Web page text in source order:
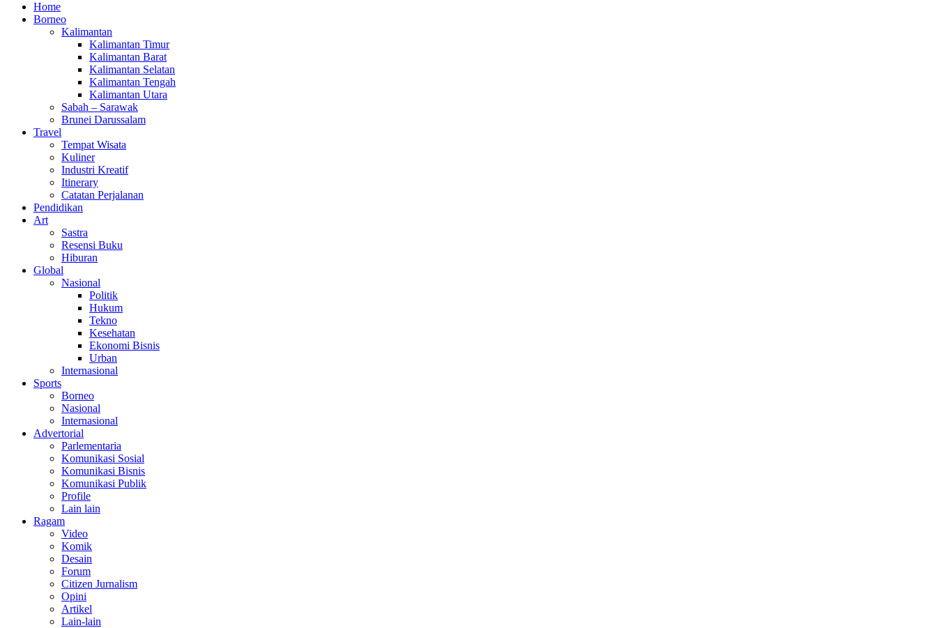
Home
Borneo
Kalimantan
Kalimantan Timur
Kalimantan Barat
Kalimantan Selatan
Kalimantan Tengah
Kalimantan Utara
Sabah – Sarawak
Brunei Darussalam
Travel
Tempat Wisata
Kuliner
Industri Kreatif
Itinerary
Catatan Perjalanan
Pendidikan
Art
Sastra
Resensi Buku
Hiburan
Global
Nasional
Politik
Hukum
Tekno
Kesehatan
Ekonomi Bisnis
Urban
Internasional
Sports
Borneo
Nasional
Internasional
Advertorial
Parlementaria
Komunikasi Sosial
Komunikasi Bisnis
Komunikasi Publik
Profile
Lain lain
Ragam
Video
Komik
Desain
Forum
Citizen Jurnalism
Opini
Artikel
Lain-lain